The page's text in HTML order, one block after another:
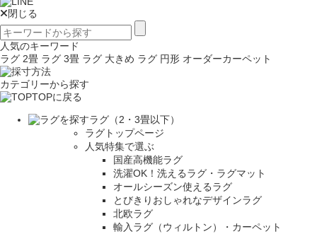
閉じる
人気のキーワード
ラグ 2畳 ラグ 3畳 ラグ 大きめ ラグ 円形 オーダーカーペット
カテゴリーから探す
TOPに戻る
ラグ（2・3畳以下）
ラグトップページ
人気特集で選ぶ
国産高機能ラグ
洗濯OK！洗えるラグ・ラグマット
オールシーズン使えるラグ
とびきりおしゃれなデザインラグ
北欧ラグ
輸入ラグ（ウィルトン）・カーペット